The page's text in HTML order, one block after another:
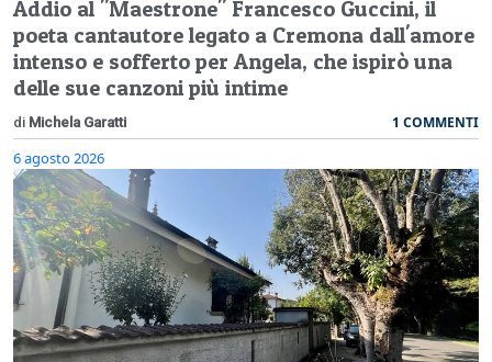
Addio al "Maestrone" Francesco Guccini, il
poeta cantautore legato a Cremona dall'amore
intenso e sofferto per Angela, che ispirò una
delle sue canzoni più intime
di Michela Garatti 1 COMMENTI
6 agosto 2026